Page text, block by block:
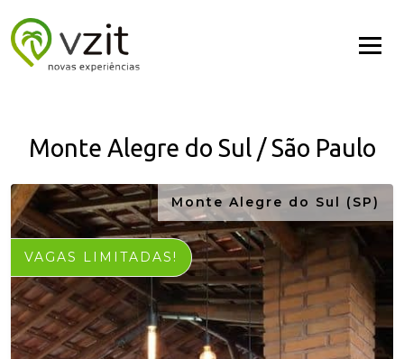
Monte Alegre do Sul / São Paulo
VAGAS LIMITADAS!
Monte Alegre do Sul (SP)